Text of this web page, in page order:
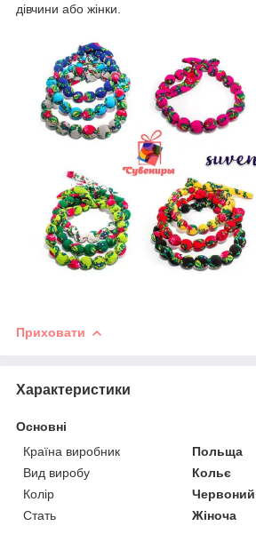
дівчини або жінки.
Приховати
Характеристики
Основні
Країна виробник
Польща
Вид виробу
Кольє
Колір
Червоний
Стать
Жіноча